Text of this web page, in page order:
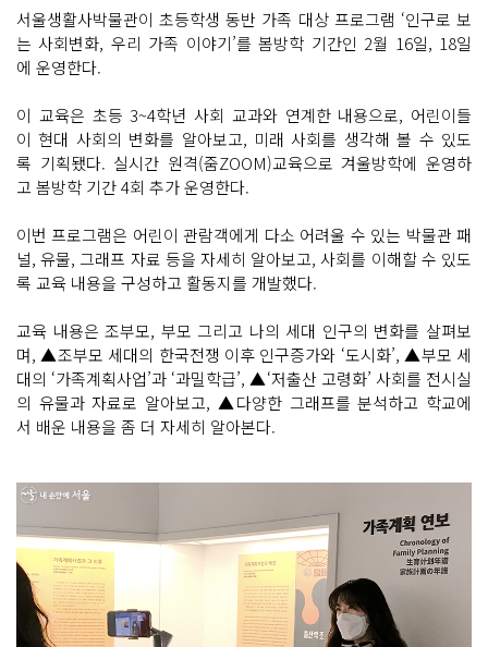
서울생활사박물관이 초등학생 동반 가족 대상 프로그램 ‘인구로 보
는 사회변화, 우리 가족 이야기’를 봄방학 기간인 2월 16일, 18일
에 운영한다.
이 교육은 초등 3~4학년 사회 교과와 연계한 내용으로, 어린이들
이 현대 사회의 변화를 알아보고, 미래 사회를 생각해 볼 수 있도
록 기획됐다. 실시간 원격(줌ZOOM)교육으로 겨울방학에 운영하
고 봄방학 기간 4회 추가 운영한다.
이번 프로그램은 어린이 관람객에게 다소 어려울 수 있는 박물관 패
널, 유물, 그래프 자료 등을 자세히 알아보고, 사회를 이해할 수 있도
록 교육 내용을 구성하고 활동지를 개발했다.
교육 내용은 조부모, 부모 그리고 나의 세대 인구의 변화를 살펴보
며, ▲조부모 세대의 한국전쟁 이후 인구증가와 ‘도시화’, ▲부모 세
대의 ‘가족계획사업’과 ‘과밀학급’, ▲‘저출산 고령화’ 사회를 전시실
의 유물과 자료로 알아보고, ▲다양한 그래프를 분석하고 학교에
서 배운 내용을 좀 더 자세히 알아본다.